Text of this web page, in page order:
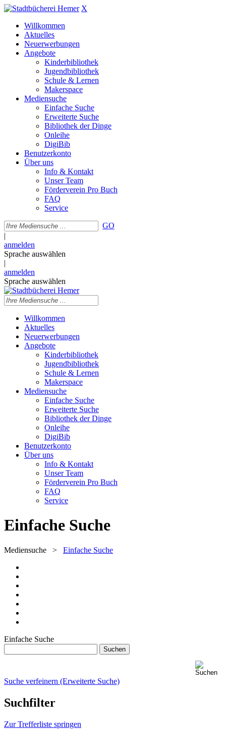
X
Willkommen
Aktuelles
Neuerwerbungen
Angebote
Kinderbibliothek
Jugendbibliothek
Schule & Lernen
Makerspace
Mediensuche
Einfache Suche
Erweiterte Suche
Bibliothek der Dinge
Onleihe
DigiBib
Benutzerkonto
Über uns
Info & Kontakt
Unser Team
Förderverein Pro Buch
FAQ
Service
GO
|
anmelden
Sprache auswählen
|
anmelden
Sprache auswählen
Willkommen
Aktuelles
Neuerwerbungen
Angebote
Kinderbibliothek
Jugendbibliothek
Schule & Lernen
Makerspace
Mediensuche
Einfache Suche
Erweiterte Suche
Bibliothek der Dinge
Onleihe
DigiBib
Benutzerkonto
Über uns
Info & Kontakt
Unser Team
Förderverein Pro Buch
FAQ
Service
Einfache Suche
Mediensuche > Einfache Suche
Einfache Suche
Suche verfeinern (Erweiterte Suche)
Suchfilter
Zur Trefferliste springen